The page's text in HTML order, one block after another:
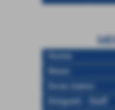
News
Dove siamo
Dirigenti - Staff